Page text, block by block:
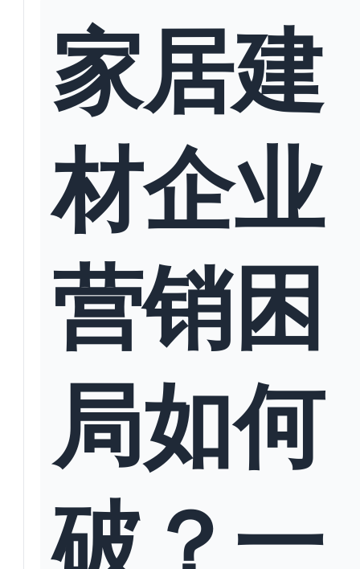
家居建
材企业
营销困
局如何
破？一